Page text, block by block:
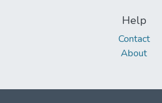
Help
Contact
About